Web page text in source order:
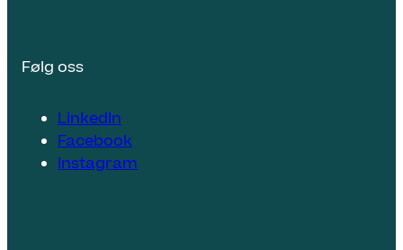
Følg oss
LinkedIn
Facebook
Instagram